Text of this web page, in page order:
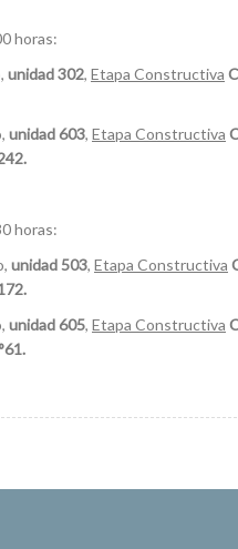
horas:
unidad 302, Etapa Constructiva
unidad 603, Etapa Constructiva
horas:
unidad 503, Etapa Constructiva
unidad 605, Etapa Constructiva